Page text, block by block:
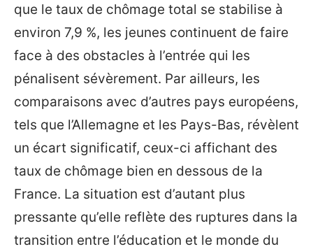
que le taux de chômage total se stabilise à
environ 7,9 %, les jeunes continuent de faire
face à des obstacles à l’entrée qui les
pénalisent sévèrement. Par ailleurs, les
comparaisons avec d’autres pays européens,
tels que l’Allemagne et les Pays-Bas, révèlent
un écart significatif, ceux-ci affichant des
taux de chômage bien en dessous de la
France. La situation est d’autant plus
pressante qu’elle reflète des ruptures dans la
transition entre l’éducation et le monde du